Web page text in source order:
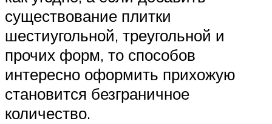
существование плитки
шестиугольной, треугольной и
прочих форм, то способов
интересно оформить прихожую
становится безграничное
количество.